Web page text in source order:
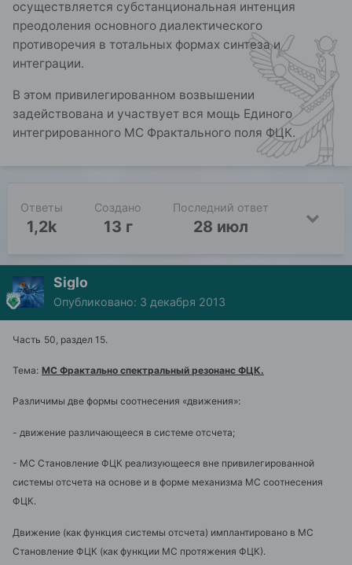
осуществляется субстанциональная интенция
преодоления основного диалектического
противоречия в тотальных формах синтеза и
интеграции.
В этом привилегированном возвышении
задействована и участвует вся мощь Единого
интегрированного МС Фрактального поля ФЦК.
Ответы
1,2k
Создано
13 г
Последний ответ
28 июл
Siglo
Опубликовано: 3 декабря 2013
Часть 50, раздел 15.
Тема: МС Фрактально спектральный резонанс ФЦК.
Различимы две формы соотнесения «движения»:
- движение различающееся в системе отсчета;
- МС Становление ФЦК реализующееся вне привилегированной
системы отсчета на основе и в форме механизма МС соотнесения
ФЦК.
Движение (как функция системы отсчета) имплантировано в МС
Становление ФЦК (как функции МС протяжения ФЦК).